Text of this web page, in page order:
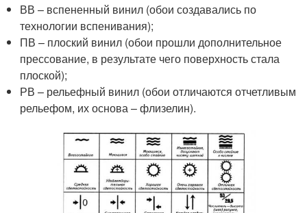
ВВ – вспененный винил (обои создавались по
технологии вспенивания);
ПВ – плоский винил (обои прошли дополнительное
прессование, в результате чего поверхность стала
плоской);
РВ – рельефный винил (обои отличаются отчетливым
рельефом, их основа – флизелин).